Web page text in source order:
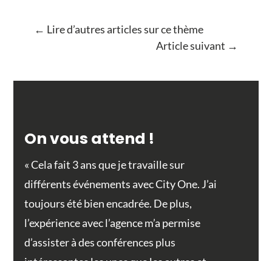
← Lire d’autres articles sur ce thème
Article suivant →
On vous attend !
« Cela fait 3 ans que je travaille sur
différents événements avec City One. J’ai
toujours été bien encadrée. De plus,
l’expérience avec l’agence m’a permise
d’assister à des conférences plus